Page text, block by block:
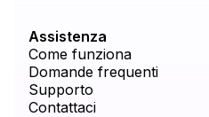
Assistenza
Come funziona
Domande frequenti
Supporto
Contattaci